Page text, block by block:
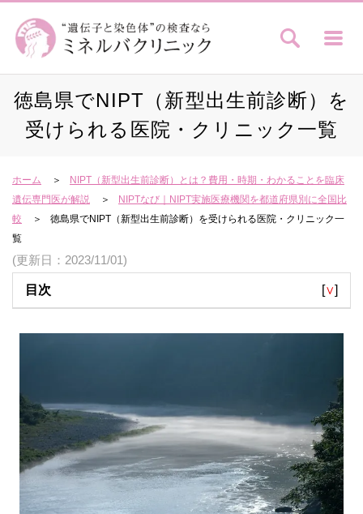
徳島県でNIPT（新型出生前診断）を
受けられる医院・クリニック一覧
ホーム
NIPT（新型出生前診断）とは？費用・時期・わかることを臨床
遺伝専門医が解説
NIPTなび｜NIPT実施医療機関を都道府県別に全国比
較
徳島県でNIPT（新型出生前診断）を受けられる医院・クリニック一
覧
(更新日：2023/11/01)
目次 [∨]